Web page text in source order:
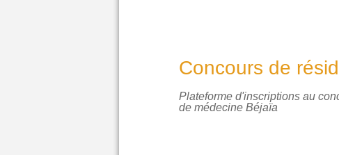
Concours de
Plateforme d'inscriptions au
de médecine Béjaïa